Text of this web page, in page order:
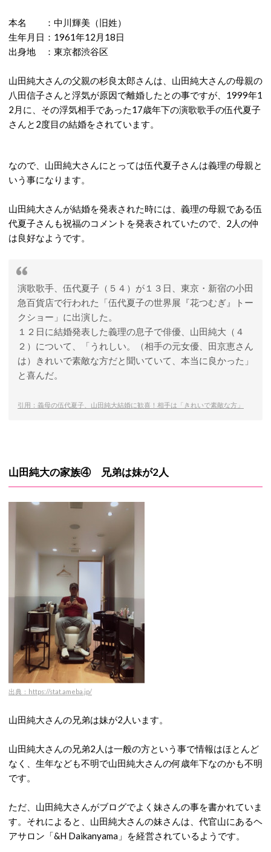
本名 ：中川輝美（旧姓）
生年月日：1961年12月18日
出身地 ：東京都渋谷区
山田純大さんの父親の杉良太郎さんは、山田純大さんの母親の
八田信子さんと浮気が原因で離婚したとの事ですが、1999年1
2月に、その浮気相手であった17歳年下の演歌歌手の伍代夏子
さんと2度目の結婚をされています。
なので、山田純大さんにとっては伍代夏子さんは義理の母親と
いう事になります。
山田純大さんが結婚を発表された時には、義理の母親である伍
代夏子さんも祝福のコメントを発表されていたので、2人の仲
は良好なようです。
演歌歌手、伍代夏子（５４）が１３日、東京・新宿の小田
急百貨店で行われた「伍代夏子の世界展『花つむぎ』トー
クショー」に出演した。
１２日に結婚発表した義理の息子で俳優、山田純大（４
２）について、「うれしい。（相手の元女優、田京恵さん
は）きれいで素敵な方だと聞いていて、本当に良かった」
と喜んだ。
引用：義母の伍代夏子、山田純大結婚に歓喜！相手は「きれいで素敵な方」
山田純大の家族④ 兄弟は妹が2人
出典：https://stat.ameba.jp/
山田純大さんの兄弟は妹が2人います。
山田純大さんの兄弟2人は一般の方という事で情報はほとんど
なく、生年なども不明で山田純大さんの何歳年下なのかも不明
です。
ただ、山田純大さんがブログでよく妹さんの事を書かれていま
す。それによると、山田純大さんの妹さんは、代官山にあるヘ
アサロン「&H Daikanyama」を経営されているようです。